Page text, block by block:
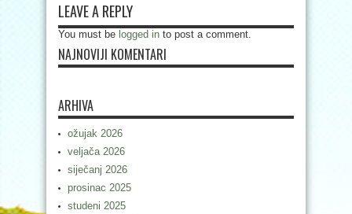
LEAVE A REPLY
You must be logged in to post a comment.
NAJNOVIJI KOMENTARI
ARHIVA
ožujak 2026
veljača 2026
siječanj 2026
prosinac 2025
studeni 2025